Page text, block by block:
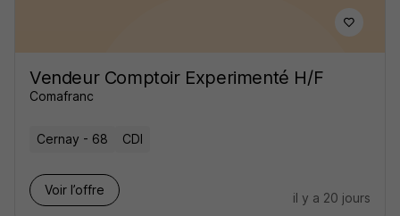
Vendeur Comptoir Experimenté H/F
Comafranc
Cernay - 68 CDI
Voir l’offre
il y a 20 jours